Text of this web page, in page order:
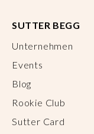
SUTTER BEGG
Unternehmen
Events
Blog
Rookie Club
Sutter Card